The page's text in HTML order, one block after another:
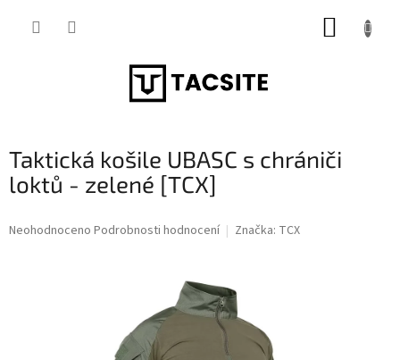
Taktická košile UBASC s chrániči
loktů - zelené [TCX]
Průměrné
Neohodnoceno Podrobnosti hodnocení Značka: TCX